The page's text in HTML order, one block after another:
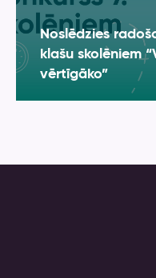
Noslēdzies
klašu skolēniem
vērtīgāko”